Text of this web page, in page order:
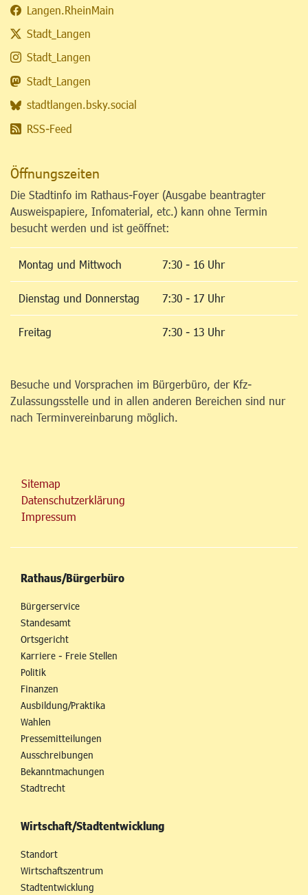
Langen.RheinMain
Stadt_Langen
Stadt_Langen
Stadt_Langen
stadtlangen.bsky.social
RSS-Feed
Öffnungszeiten
Die Stadtinfo im Rathaus-Foyer (Ausgabe beantragter
Ausweispapiere, Infomaterial, etc.) kann ohne Termin
besucht werden und ist geöffnet:
Montag und Mittwoch 7:30 - 16 Uhr
Dienstag und Donnerstag 7:30 - 17 Uhr
Freitag 7:30 - 13 Uhr
Besuche und Vorsprachen im Bürgerbüro, der Kfz-
Zulassungsstelle und in allen anderen Bereichen sind nur
nach Terminvereinbarung möglich.
Sitemap
Datenschutzerklärung
Impressum
Rathaus/Bürgerbüro
Bürgerservice
Standesamt
Ortsgericht
Karriere - Freie Stellen
Politik
Finanzen
Ausbildung/Praktika
Wahlen
Pressemitteilungen
Ausschreibungen
Bekanntmachungen
Stadtrecht
Wirtschaft/Stadtentwicklung
Standort
Wirtschaftszentrum
Stadtentwicklung